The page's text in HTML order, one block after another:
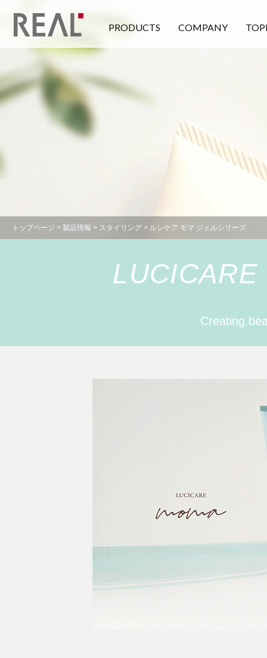
PRODUCTS COMPANY
トップページ > 製品情報 > スタイリング > ルシケア モマ ジェルシリーズ
Creating